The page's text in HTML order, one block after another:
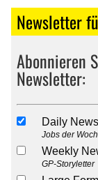
Newsletter
Abonnieren
Newsletter:
Daily
Jobs der
Weekly
GP-Storyletter